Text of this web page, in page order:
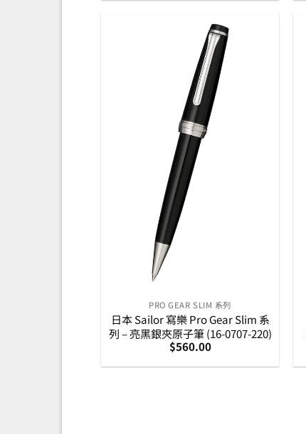
PRO GEAR SLIM 系列
日本 Sailor 寫樂 Pro Gear Slim 系
列 – 亮黑銀夾原子筆 (16-0707-220)
$560.00